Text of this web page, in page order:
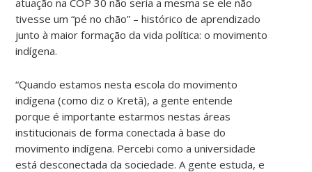
tivesse um “pé no chão” – histórico de aprendizado
junto à maior formação da vida política: o movimento
indígena.
“Quando estamos nesta escola do movimento
indígena (como diz o Kretã), a gente entende
porque é importante estarmos nestas áreas
institucionais de forma conectada à base do
movimento indígena. Percebi como a universidade
está desconectada da sociedade. A gente estuda, e